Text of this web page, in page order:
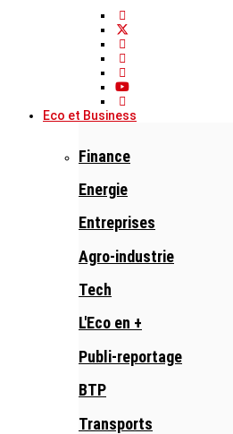
Eco et Business
Finance
Energie
Entreprises
Agro-industrie
Tech
L'Eco en +
Publi-reportage
BTP
Transports